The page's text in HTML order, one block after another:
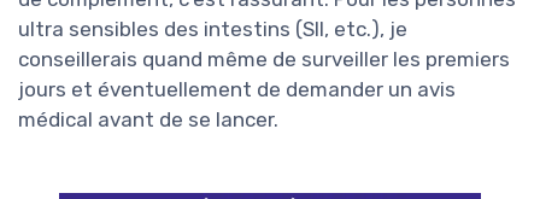
ultra sensibles des intestins (SII, etc.), je
conseillerais quand même de surveiller les premiers
jours et éventuellement de demander un avis
médical avant de se lancer.